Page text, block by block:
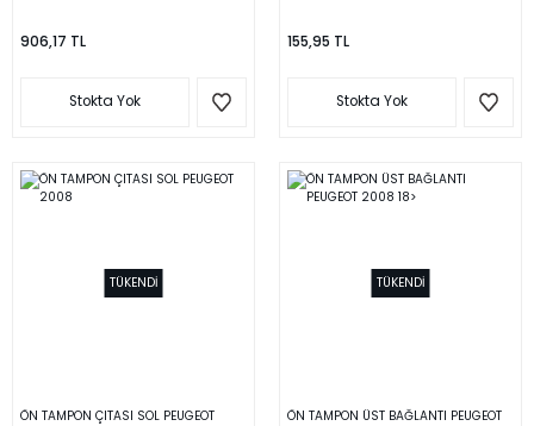
906,17 TL
Stokta Yok
155,95 TL
Stokta Yok
TÜKENDİ
ÖN TAMPON ÇITASI SOL PEUGEOT
TÜKENDİ
ÖN TAMPON ÜST BAĞLANTI PEUGEOT